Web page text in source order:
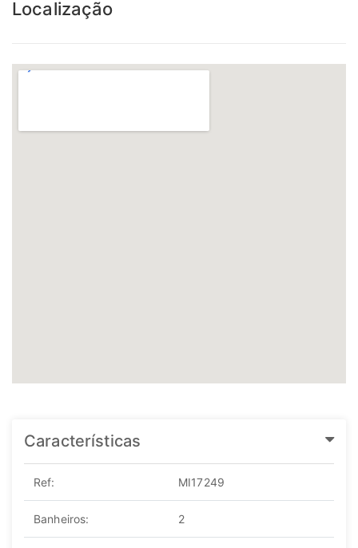
Localização
Características
Ref: MI17249
Banheiros: 2